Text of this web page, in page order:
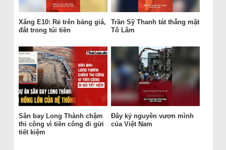
Xăng E10: Rẻ trên bảng giá,
đắt trong túi tiền
Trần Sỹ Thanh tát thẳng mặt
Tô Lâm
Sân bay Long Thành chậm
thi công vì tiền công đi gửi
tiết kiệm
Đây kỷ nguyên vươn mình
của Việt Nam